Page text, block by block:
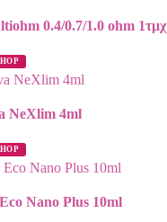
0.4/0.7/1.0 ohm 1τμχ
NeXlim 4ml
Nano Plus 10ml